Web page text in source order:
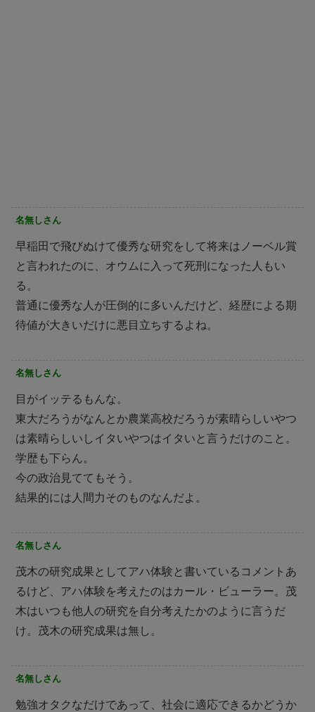
名無しさん
早稲田で飛びぬけて優秀な研究をして将来はノーベル賞
と言われたのに、オウムに入って死刑になった人もい
る。
普通に優秀な人が圧倒的に多いんだけど、経歴による期
待値が大きいだけに悪目立ちするよね。
名無しさん
目がイッテるもんな。
東大だろうがなんとか農業高校だろうが素晴らしいやつ
は素晴らしいしイタいやつはイタいと言うだけのこと。
学歴も下らん。
今の政治見ててもそう。
結果的には人間力そのものなんだよ。
名無しさん
茂木の研究成果としてアハ体験と書いているコメントあ
るけど、アハ体験を考えたのはカール・ビューラー。茂
木はいつも他人の研究を自分考えたかのように言うだ
け。茂木の研究成果は無し。
名無しさん
勉強オタクなだけであって、社会に適応できるかどうか